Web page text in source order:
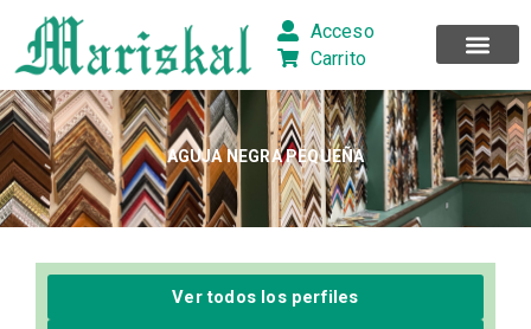
contenido
Acceso
Carrito
AGUJA NEGRA PEQUEÑA
Ver todos los perfiles